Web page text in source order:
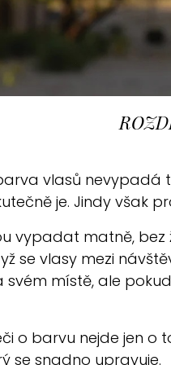
vlasů nevypadá
je. Jindy však
vypadat matně, bez
se vlasy mezi
svém místě, ale
o barvu nejde jen o
se snadno upravuje.